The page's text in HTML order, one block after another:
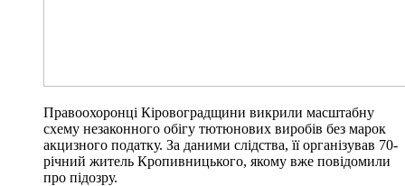
Правоохоронці Кіровоградщини викрили масштабну
схему незаконного обігу тютюнових виробів без марок
акцизного податку. За даними слідства, її організував 70-
річний житель Кропивницького, якому вже повідомили
про підозру.